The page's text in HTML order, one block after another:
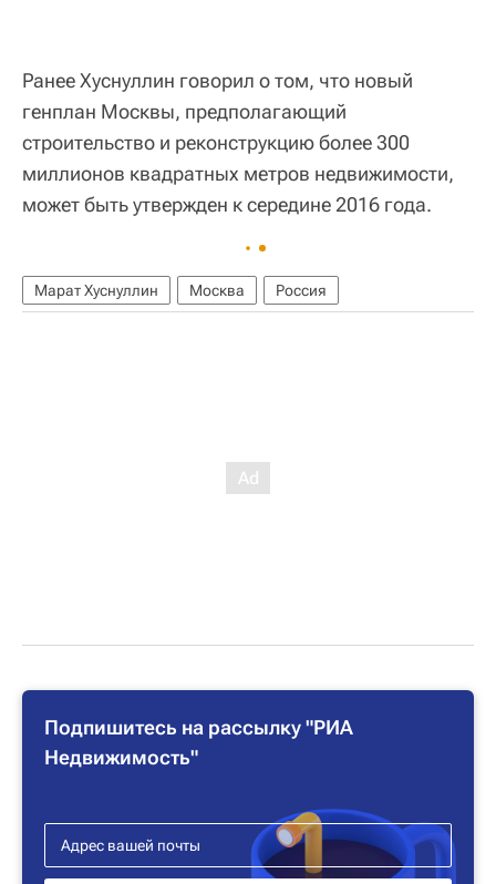
Ранее Хуснуллин говорил о том, что новый
генплан Москвы, предполагающий
строительство и реконструкцию более 300
миллионов квадратных метров недвижимости,
может быть утвержден к середине 2016 года.
Марат Хуснуллин Москва Россия
Подпишитесь на рассылку "РИА
Недвижимость"